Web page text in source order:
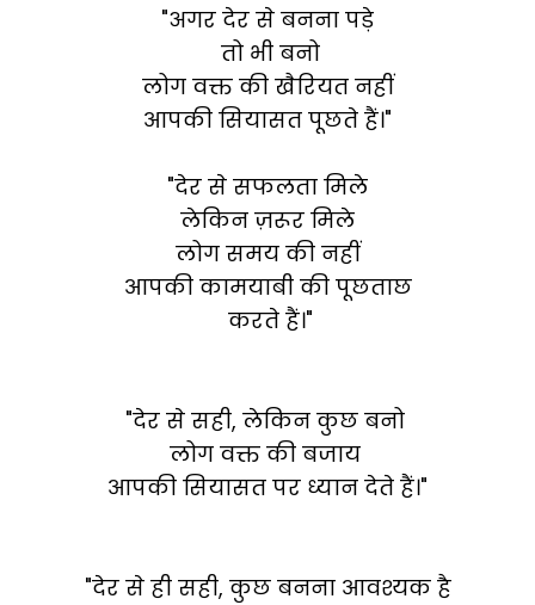
"अगर देर से बनना पड़े
तो भी बनो
लोग वक्त की खैरियत नहीं
आपकी सियासत पूछते हैं।"
"देर से सफलता मिले
लेकिन ज़रूर मिले
लोग समय की नहीं
आपकी कामयाबी की पूछताछ
करते हैं।"
"देर से सही, लेकिन कुछ बनो
लोग वक्त की बजाय
आपकी सियासत पर ध्यान देते हैं।"
"देर से ही सही, कुछ बनना आवश्यक है